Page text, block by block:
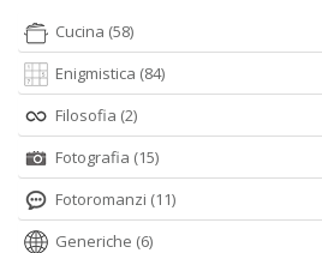
Cucina (58)
Enigmistica (84)
Filosofia (2)
Fotografia (15)
Fotoromanzi (11)
Generiche (6)